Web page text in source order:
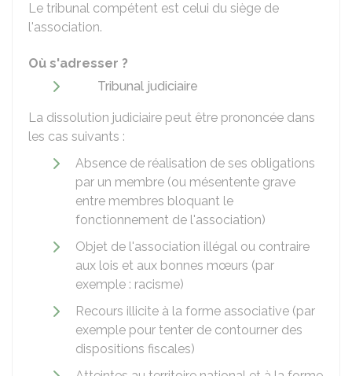
Le tribunal compétent est celui du siège de
l'association.
Où s'adresser ?
Tribunal judiciaire
La dissolution judiciaire peut être prononcée dans
les cas suivants :
Absence de réalisation de ses obligations
par un membre (ou mésentente grave
entre membres bloquant le
fonctionnement de l'association)
Objet de l'association illégal ou contraire
aux lois et aux bonnes mœurs (par
exemple : racisme)
Recours illicite à la forme associative (par
exemple pour tenter de contourner des
dispositions fiscales)